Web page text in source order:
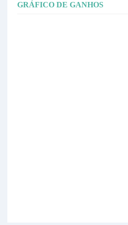
GRÁFICO DE GANHOS